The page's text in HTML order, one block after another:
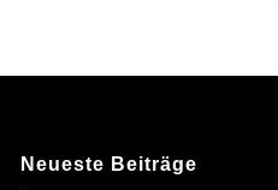
Neueste Beiträge